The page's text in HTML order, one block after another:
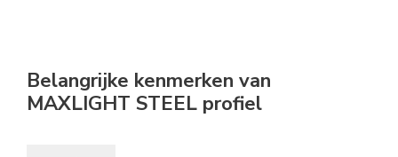
Belangrijke kenmerken van
MAXLIGHT STEEL profiel